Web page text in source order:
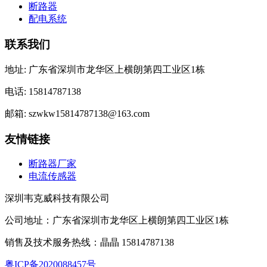
断路器
配电系统
联系我们
地址: 广东省深圳市龙华区上横朗第四工业区1栋
电话: 15814787138
邮箱: szwkw15814787138@163.com
友情链接
断路器厂家
电流传感器
深圳韦克威科技有限公司
公司地址：广东省深圳市龙华区上横朗第四工业区1栋
销售及技术服务热线：晶晶 15814787138
粤ICP备2020088457号